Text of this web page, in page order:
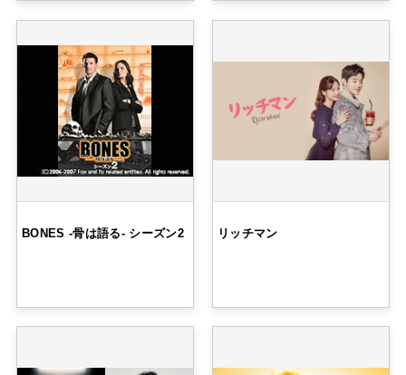
BONES -骨は語る- シーズン2 リッチマン